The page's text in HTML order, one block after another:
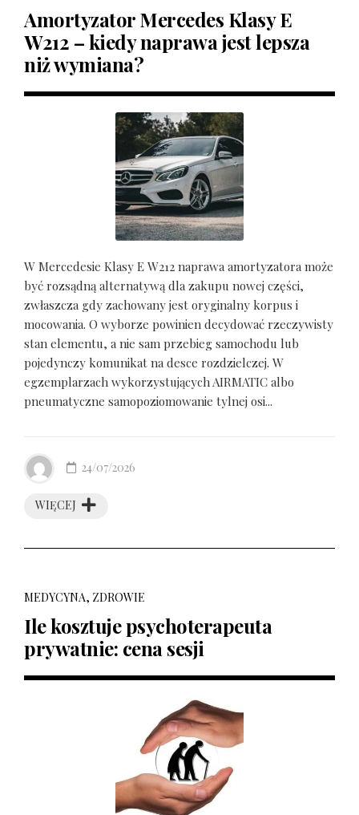
Amortyzator Mercedes Klasy E
W212 – kiedy naprawa jest lepsza
niż wymiana?
W Mercedesie Klasy E W212 naprawa amortyzatora może
być rozsądną alternatywą dla zakupu nowej części,
zwłaszcza gdy zachowany jest oryginalny korpus i
mocowania. O wyborze powinien decydować rzeczywisty
stan elementu, a nie sam przebieg samochodu lub
pojedynczy komunikat na desce rozdzielczej. W
egzemplarzach wykorzystujących AIRMATIC albo
pneumatyczne samopoziomowanie tylnej osi...
WIĘCEJ
24/07/2026
MEDYCYNA, ZDROWIE
Ile kosztuje psychoterapeuta
prywatnie: cena sesji